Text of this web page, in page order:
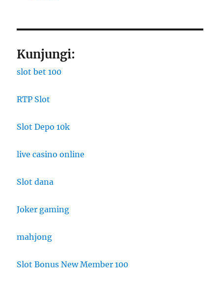
Kunjungi:
slot bet 100
RTP Slot
Slot Depo 10k
live casino online
Slot dana
Joker gaming
mahjong
Slot Bonus New Member 100